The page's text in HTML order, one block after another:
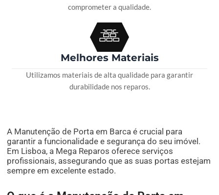
comprometer a qualidade.
Melhores Materiais
Utilizamos materiais de alta qualidade para garantir
durabilidade nos reparos.
A Manutenção de Porta em Barca é crucial para
garantir a funcionalidade e segurança do seu imóvel.
Em Lisboa, a Mega Reparos oferece serviços
profissionais, assegurando que as suas portas estejam
sempre em excelente estado.